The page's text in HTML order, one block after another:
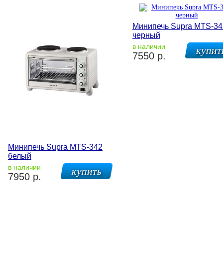
Минипечь Supra MTS-342
белый
в наличии
7950 р.
Минипечь Supra MTS-
черный
в наличии
7550 р.